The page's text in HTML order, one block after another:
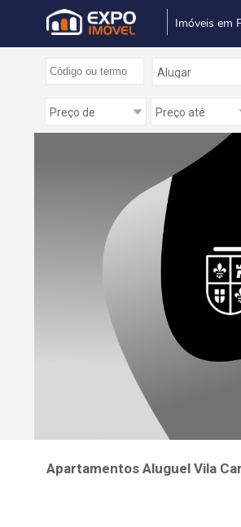
Imóveis em
Apartamentos Aluguel Vila